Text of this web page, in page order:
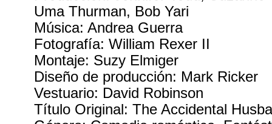
Uma Thurman, Bob Yari
Música: Andrea Guerra
Fotografía: William Rexer II
Montaje: Suzy Elmiger
Diseño de producción: Mark Ricker
Vestuario: David Robinson
Título Original: The Accidental